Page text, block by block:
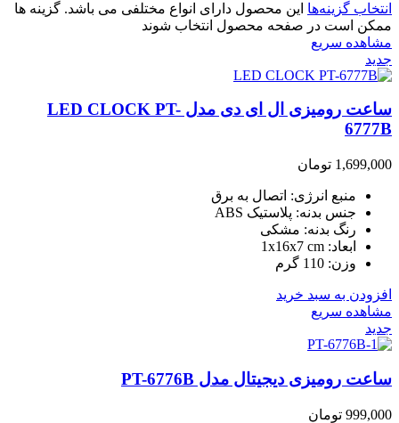
انتخاب گزینه‌ها این محصول دارای انواع مختلفی می باشد. گزینه ها
ممکن است در صفحه محصول انتخاب شوند
مشاهده سریع
جدید
ساعت رومیزی ال ای دی مدل LED CLOCK PT-
6777B
1,699,000 تومان
منبع انرژی: اتصال به برق
جنس بدنه: پلاستیک ABS
رنگ بدنه: مشکی
ابعاد: 1x16x7 cm
وزن: 110 گرم
افزودن به سبد خرید
مشاهده سریع
جدید
ساعت رومیزی دیجیتال مدل PT-6776B
999,000 تومان